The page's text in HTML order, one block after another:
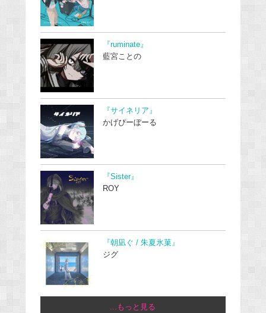
『ruminate』
藍宮ことの
『サイネリア』
かげぴーぼーる
『Sister』
ROY
『朝凪ぐ / 朱夏氷菓』
ジグ
...もっと見る